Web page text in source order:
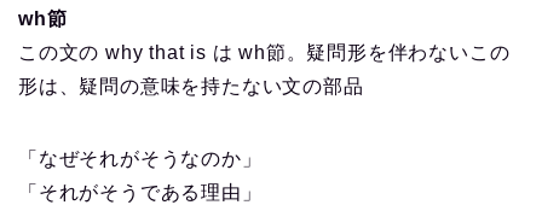
wh節
この文の why that is は wh節。疑問形を伴わないこの
形は、疑問の意味を持たない文の部品
「なぜそれがそうなのか」
「それがそうである理由」